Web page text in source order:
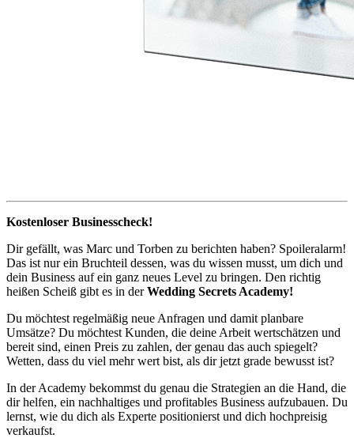
Kostenloser Businesscheck!
Dir gefällt, was Marc und Torben zu berichten haben? Spoileralarm!
Das ist nur ein Bruchteil dessen, was du wissen musst, um dich und
dein Business auf ein ganz neues Level zu bringen. Den richtig
heißen Scheiß gibt es in derWedding Secrets Academy!
Du möchtest regelmäßig neue Anfragen und damit planbare
Umsätze? Du möchtest Kunden, die deine Arbeit wertschätzen und
bereit sind, einen Preis zu zahlen, der genau das auch spiegelt?
Wetten, dass du viel mehr wert bist, als dir jetzt grade bewusst ist?
In der Academy bekommst du genau die Strategien an die Hand, die
dir helfen, ein nachhaltiges und profitables Business aufzubauen. Du
lernst, wie du dich als Experte positionierst und dich hochpreisig
verkaufst.